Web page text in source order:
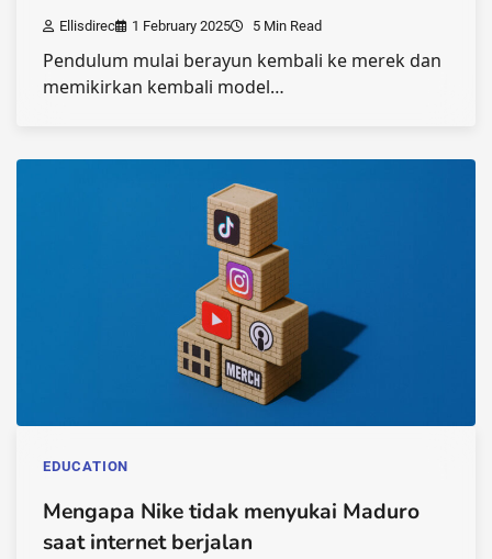
Ellisdirec 1 February 2025 5 Min Read
Pendulum mulai berayun kembali ke merek dan
memikirkan kembali model…
EDUCATION
Mengapa Nike tidak menyukai Maduro
saat internet berjalan